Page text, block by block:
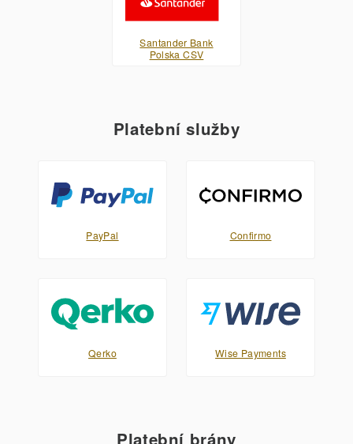
Santander Bank
Polska CSV
Platební služby
PayPal Confirmo
Qerko Wise Payments
Platební brány